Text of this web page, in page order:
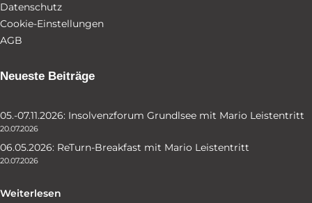
Datenschutz
Cookie-Einstellungen
AGB
Neueste Beiträge
05.-07.11.2026: Insolvenzforum Grundlsee mit Mario Leistentritt
20.07.2026
06.05.2026: ReTurn-Breakfast mit Mario Leistentritt
20.07.2026
Weiterlesen